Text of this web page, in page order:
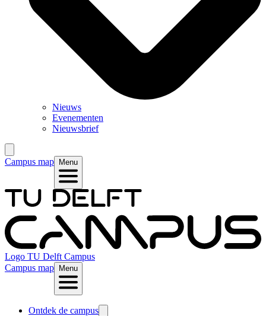
Nieuws
Evenementen
Nieuwsbrief
Campus map Menu
Logo TU Delft Campus
Campus map Menu
Ontdek de campus